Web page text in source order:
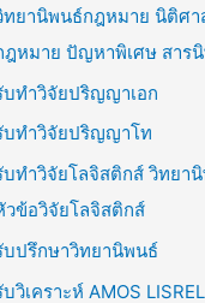
ทยานิพนธ์กฎหมาย นิติศา
ฎหมาย ปัญหาพิเศษ สาร
บทำวิจัยปริญญาเอก
บทำวิจัยปริญญาโท
บทำวิจัยโลจิสติกส์ วิทยา
วข้อวิจัยโลจิสติกส์
บปรึกษาวิทยานิพนธ์
บวิเคราะห์ AMOS LISREL